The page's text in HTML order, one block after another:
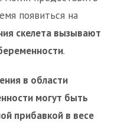
появиться на
скелета вызывают
.
в области
могут быть
прибавкой в весе